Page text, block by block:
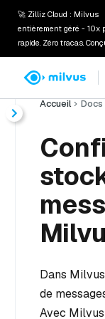
🚀 Zilliz Cloud : Milvus
entièrement géré - 10x
rapide. Zéro tracas.
Accueil Docs
Dans
de
Avec